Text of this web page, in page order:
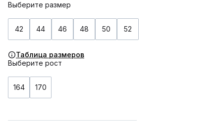
Выберите размер
42 44 46 48 50 52
Таблица размеров
Выберите рост
164 170